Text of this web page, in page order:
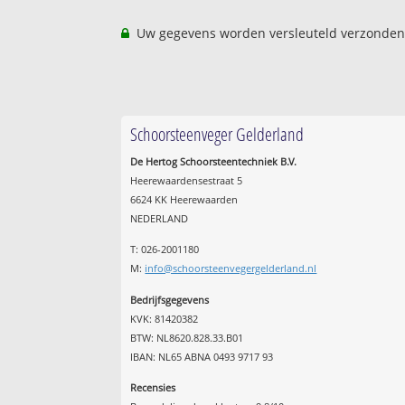
Uw gegevens worden versleuteld
Schoorsteenveger Gelderland
De Hertog Schoorsteentechniek B.V.
Heerewaardensestraat 5
6624 KK Heerewaarden
NEDERLAND
T: 026-2001180
M: info@schoorsteenvegergelderland.nl
Bedrijfsgegevens
KVK: 81420382
BTW: NL8620.828.33.B01
IBAN: NL65 ABNA 0493 9717 93
Recensies